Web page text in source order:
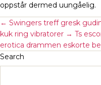
oppstår dermed uungåelig.
← Swingers treff gresk
kuk ring vibratorer → Ts
erotica drammen eskorte
Search